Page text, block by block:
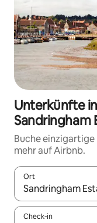
Unterkünfte
Sandringham
Buche einzigartige
mehr auf Airbnb.
Ort
Wenn Ergebnisse
Check-in